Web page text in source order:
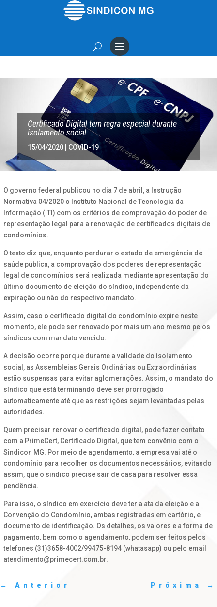
Certificado Digital tem regra especial durante
isolamento social
15/04/2020| COVID-19
O governo federal publicou no dia 7 de abril, a Instrução
Normativa 04/2020 o Instituto Nacional de Tecnologia da
Informação (ITI) com os critérios de comprovação do poder de
representação legal para a renovação de certificados digitais de
condomínios.
O texto diz que, enquanto perdurar o estado de emergência de
saúde pública, a comprovação dos poderes de representação
legal de condomínios será realizada mediante apresentação do
último documento de eleição do síndico, independente da
expiração ou não do respectivo mandato.
Assim, caso o certificado digital do condomínio expire neste
momento, ele pode ser renovado por mais um ano mesmo pelos
síndicos com mandato vencido.
A decisão ocorre porque durante a validade do isolamento
social, as Assembleias Gerais Ordinárias ou Extraordinárias
estão suspensas para evitar aglomerações. Assim, o mandato do
síndico que está terminando deve ser prorrogado
automaticamente até que as restrições sejam levantadas pelas
autoridades.
Quem precisar renovar o certificado digital, pode fazer contato
com a PrimeCert, Certificado Digital, que tem convênio com o
Sindicon MG. Por meio de agendamento, a empresa vai até o
condomínio para recolher os documentos necessários, evitando
assim, que o síndico precise sair de casa para resolver essa
pendência.
Para isso, o síndico em exercício deve ter a ata da eleição e a
Convenção do Condomínio, ambas registradas em cartório, e
documento de identificação. Os detalhes, os valores e a forma de
pagamento, bem como o agendamento, podem ser feitos pelos
telefones (31)3658-4002/99475-8194 (whatasapp) ou pelo email
atendimento@primecert.com.br.
← Anterior Próxima →